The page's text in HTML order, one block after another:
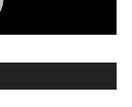
01:04
Corporación